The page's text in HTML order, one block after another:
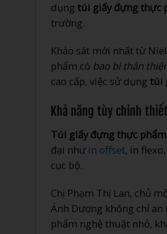
dụng túi giấy đựng thực
trường.
Khảo sát mới nhất từ
phẩm có bao bì thân
cao cấp, việc sử dụng túi
Khả năng tùy chỉnh
Túi giấy đựng thực
đại như in offset, in
cục bộ.
Chị Phạm Thị Lan, chủ
Ánh Dương không chỉ
phẩm nghệ thuật nhỏ,